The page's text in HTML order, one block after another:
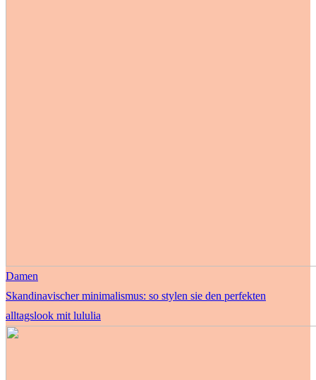
Damen
Skandinavischer minimalismus: so stylen sie den perfekten
alltagslook mit lululia